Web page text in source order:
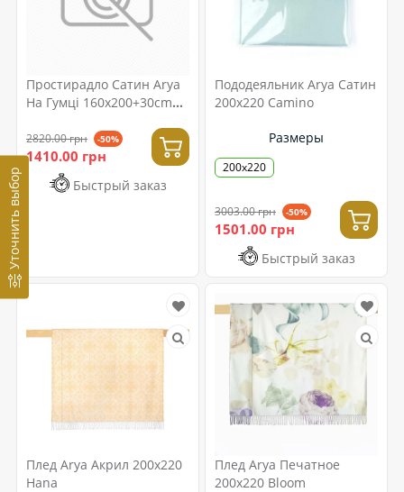
Уточнить выбор
Простирадло Сатин Arya
На Гумці 160x200+30cm
коричневий
2820.00 грн -50%
1410.00 грн
Быстрый заказ
Пододеяльник Arya Сатин
200x220 Camino
Размеры
200x220
3003.00 грн -50%
1501.00 грн
Быстрый заказ
Плед Arya Акрил 200x220
Hana
Плед Arya Печатное
200x220 Bloom